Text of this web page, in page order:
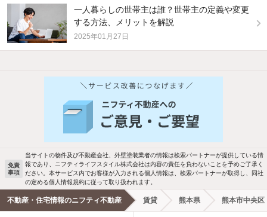
一人暮らしの世帯主は誰？世帯主の定義や変更
する方法、メリットを解説
2025年01月27日
他の人はこんな条件で絞り込んでいます！
バス・トイレ別 2階以上
洗濯機置場あり 独立洗面台
エアコンあり 都市ガス
新着物件メール通知
検索中の条件の新着物件情報をいち早く
新着メール通知を受け取る
免責
事項
当サイトの物件及び不動産会社、外壁塗装業者の情報は検索パートナーが提供している情
報であり、ニフティライフスタイル株式会社は内容の責任を負わないことを予めご了承く
ださい。本サービス内でお客様が入力される個人情報は、検索パートナーが取得し、同社
の定める個人情報規約に従って取り扱われます。
不動産・住宅情報のニフティ不動産 賃貸 熊本県 熊本市中央区